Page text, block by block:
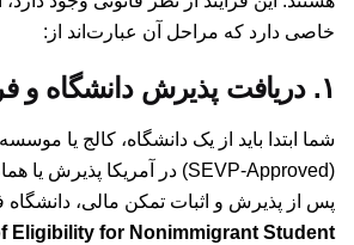
خاصی دارد که مراحل آن عبارت‌اند از:
۱. دریافت پذیرش دانشگاه و فرم I-20:
شما ابتدا باید از یک دانشگاه، کالج یا
(SEVP-Approved) در آمریکا پذیرش یا همان
پس از پذیرش و اثبات تمکن مالی، دانشگاه
Eligibility for Nonimmigrant Student